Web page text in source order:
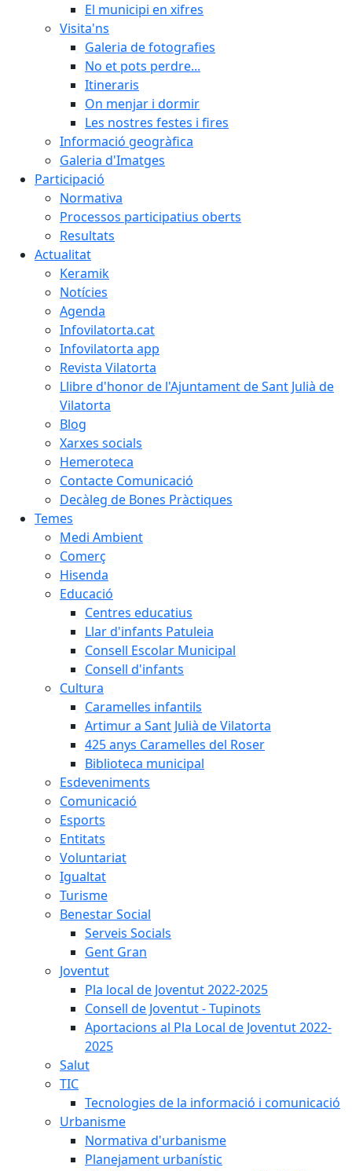
El municipi en xifres
Visita'ns
Galeria de fotografies
No et pots perdre...
Itineraris
On menjar i dormir
Les nostres festes i fires
Informació geogràfica
Galeria d'Imatges
Participació
Normativa
Processos participatius oberts
Resultats
Actualitat
Keramik
Notícies
Agenda
Infovilatorta.cat
Infovilatorta app
Revista Vilatorta
Llibre d'honor de l'Ajuntament de Sant Julià de
Vilatorta
Blog
Xarxes socials
Hemeroteca
Contacte Comunicació
Decàleg de Bones Pràctiques
Temes
Medi Ambient
Comerç
Hisenda
Educació
Centres educatius
Llar d'infants Patuleia
Consell Escolar Municipal
Consell d'infants
Cultura
Caramelles infantils
Artimur a Sant Julià de Vilatorta
425 anys Caramelles del Roser
Biblioteca municipal
Esdeveniments
Comunicació
Esports
Entitats
Voluntariat
Igualtat
Turisme
Benestar Social
Serveis Socials
Gent Gran
Joventut
Pla local de Joventut 2022-2025
Consell de Joventut - Tupinots
Aportacions al Pla Local de Joventut 2022-
2025
Salut
TIC
Tecnologies de la informació i comunicació
Urbanisme
Normativa d'urbanisme
Planejament urbanístic